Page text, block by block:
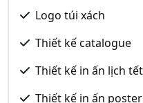
Logo túi xách
Thiết kế catalogue
Thiết kế in ấn lịch tết
Thiết kế in ấn poster